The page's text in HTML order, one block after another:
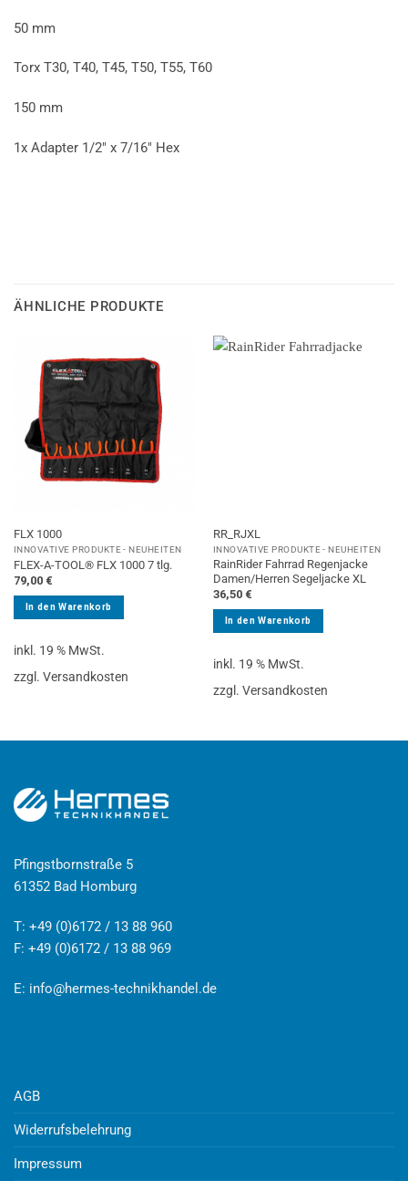
50 mm
Torx T30, T40, T45, T50, T55, T60
150 mm
1x Adapter 1/2″ x 7/16″ Hex
ÄHNLICHE PRODUKTE
FLX 1000
INNOVATIVE PRODUKTE - NEUHEITEN
FLEX-A-TOOL® FLX 1000 7 tlg.
79,00 €
In den Warenkorb
inkl. 19 % MwSt.
zzgl. Versandkosten
RR_RJXL
INNOVATIVE PRODUKTE - NEUHEITEN
RainRider Fahrrad Regenjacke
Damen/Herren Segeljacke XL
36,50 €
In den Warenkorb
inkl. 19 % MwSt.
zzgl. Versandkosten
Pfingstbornstraße 5
61352 Bad Homburg
T: +49 (0)6172 / 13 88 960
F: +49 (0)6172 / 13 88 969
E: info@hermes-technikhandel.de
AGB
Widerrufsbelehrung
Impressum